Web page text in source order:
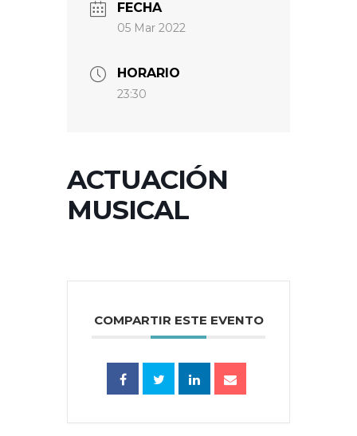
FECHA
05 Mar 2022
HORARIO
23:30
ACTUACIÓN
MUSICAL
COMPARTIR ESTE EVENTO